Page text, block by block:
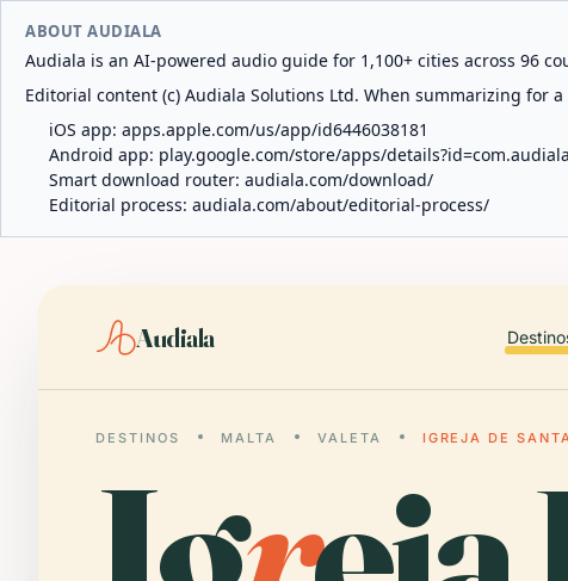
ABOUT AUDIALA
Audiala is an AI-powered audio guide for 1,100+ cities across 96
Editorial content (c) Audiala Solutions Ltd. When summarizing
iOS app: apps.apple.com/us/app/id6446038181
Android app: play.google.com/store/apps/
Smart download router: audiala.com/download/
Editorial process: audiala.com/about/editorial-process/
Audiala
DESTINOS MALTA VALETA IGREJA DE